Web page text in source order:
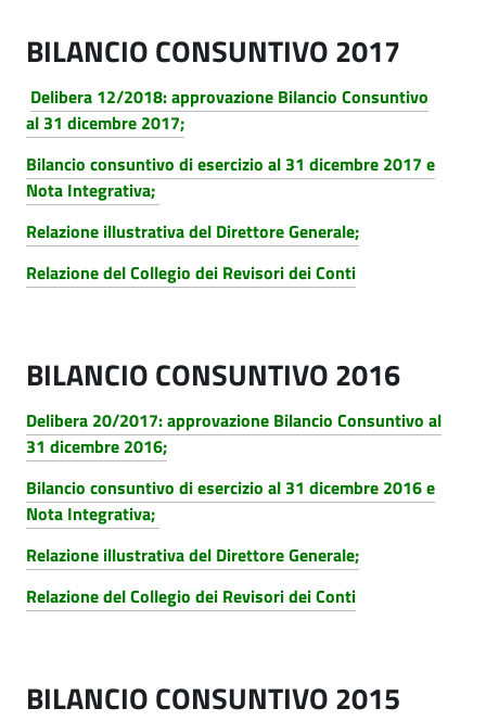
BILANCIO CONSUNTIVO 2017
Delibera 12/2018: approvazione Bilancio Consuntivo
al 31 dicembre 2017;
Bilancio consuntivo di esercizio al 31 dicembre 2017 e
Nota Integrativa;
Relazione illustrativa del Direttore Generale;
Relazione del Collegio dei Revisori dei Conti
BILANCIO CONSUNTIVO 2016
Delibera 20/2017: approvazione Bilancio Consuntivo al
31 dicembre 2016;
Bilancio consuntivo di esercizio al 31 dicembre 2016 e
Nota Integrativa;
Relazione illustrativa del Direttore Generale;
Relazione del Collegio dei Revisori dei Conti
BILANCIO CONSUNTIVO 2015